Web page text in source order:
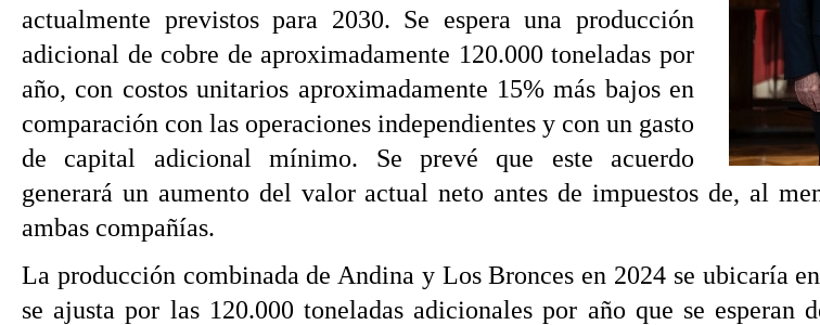
actualmente previstos para 2030. Se espera una producción
adicional de cobre de aproximadamente 120.000 toneladas por
año, con costos unitarios aproximadamente 15% más bajos en
comparación con las operaciones independientes y con un gasto
de capital adicional mínimo. Se prevé que este acuerdo
generará un aumento del valor actual neto antes de impuestos de, al
ambas compañías.
La producción combinada de Andina y Los Bronces en 2024 se ubicaría
se ajusta por las 120.000 toneladas adicionales por año que se